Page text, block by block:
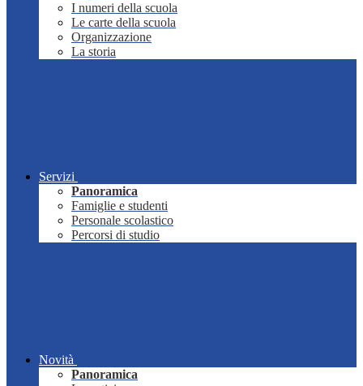
I numeri della scuola
Le carte della scuola
Organizzazione
La storia
Servizi
Panoramica
Famiglie e studenti
Personale scolastico
Percorsi di studio
Novità
Panoramica